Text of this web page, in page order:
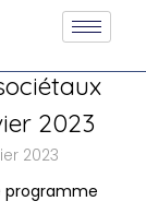
débat »
forêts
2023
2023
programme